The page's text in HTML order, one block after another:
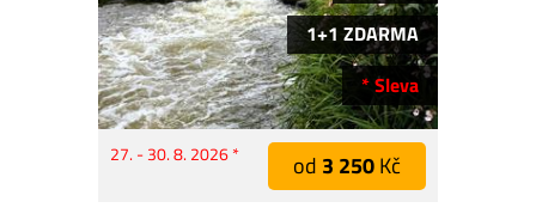
1+1 ZDARMA
* Sleva
27. - 30. 8. 2026 * od 3 250Kč